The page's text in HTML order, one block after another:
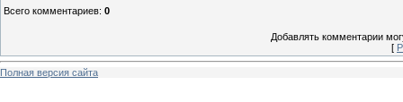
Всего комментариев: 0
Добавлять комментарии
[
Полная версия сайта